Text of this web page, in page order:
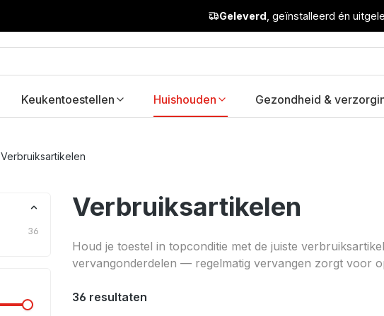
Geleverd , geïnstalleerd én
Keukentoestellen Huishouden Gezondheid &
Verbruiksartikelen
36
Verbruiksartikelen
Houd je toestel in topconditie met de juiste
vervangonderdelen — regelmatig vervangen zorgt voor
36 resultaten